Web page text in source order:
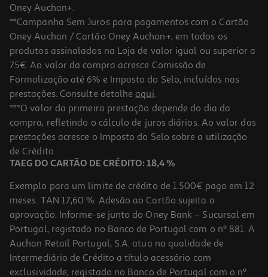
Oney Auchan+.
**Campanha Sem Juros para pagamentos com o Cartão
Oney Auchan / Cartão Oney Auchan+, em todos os
produtos assinalados na Loja de valor igual ou superior a
75€. Ao valor da compra acresce Comissão de
Formalização até 6% e Imposto do Selo, incluídos nas
prestações. Consulte detalhe aqui.
***O valor da primeira prestação depende do dia da
compra, refletindo o cálculo de juros diários. Ao valor das
prestações acresce o Imposto do Selo sobre a utilização
de Crédito.
TAEG DO CARTÃO DE CRÉDITO: 18,4 %
Exemplo para um limite de crédito de 1.500€ pago em 12
meses. TAN 17,60 %. Adesão ao Cartão sujeita a
aprovação. Informe-se junto do Oney Bank – Sucursal em
Portugal, registado no Banco de Portugal com o nº 881. A
Auchan Retail Portugal, S.A. atua na qualidade de
Intermediário de Crédito a título acessório com
exclusividade, registado no Banco de Portugal com o nº